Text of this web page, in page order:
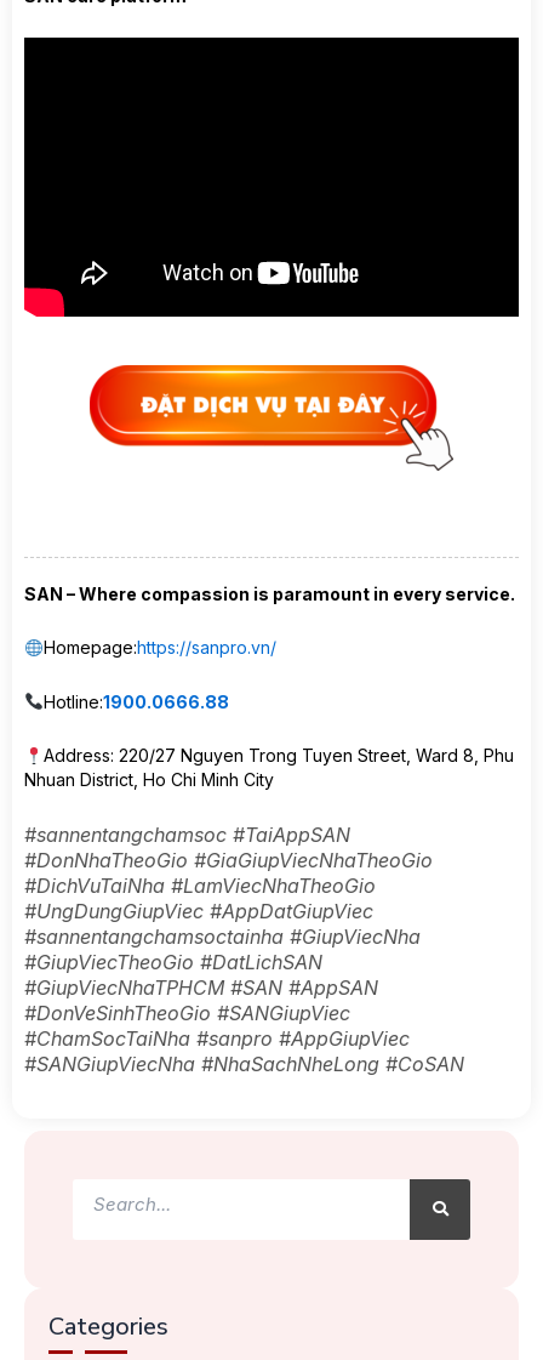
SAN – Where compassion is paramount in every service.
Homepage:https://sanpro.vn/
Hotline:1900.0666.88
Address: 220/27 Nguyen Trong Tuyen Street, Ward 8, Phu
Nhuan District, Ho Chi Minh City
#sannentangchamsoc #TaiAppSAN
#DonNhaTheoGio #GiaGiupViecNhaTheoGio
#DichVuTaiNha #LamViecNhaTheoGio
#UngDungGiupViec #AppDatGiupViec
#sannentangchamsoctainha #GiupViecNha
#GiupViecTheoGio #DatLichSAN
#GiupViecNhaTPHCM #SAN #AppSAN
#DonVeSinhTheoGio #SANGiupViec
#ChamSocTaiNha #sanpro #AppGiupViec
#SANGiupViecNha #NhaSachNheLong #CoSAN
Search
Categories